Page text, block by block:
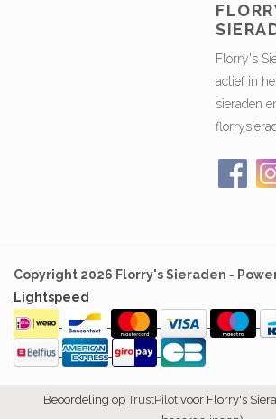
Florry's
actief in
sieraden
Copyright 2026 Florry's Sieraden -
Lightspeed
Beoordeling opTrustPilot voor Florry's